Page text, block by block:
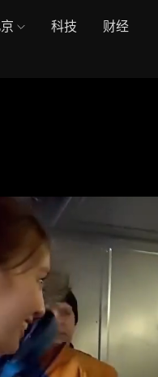
科技 财经